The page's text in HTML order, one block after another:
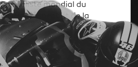
Spécialiste mondial du
développement et de la
distribution de pièces de course
professionnelles et de
prestations de service pour tous
les modèles BMW Superbike.